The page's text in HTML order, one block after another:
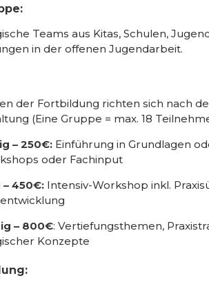
Teams aus Kitas, Schulen,
in der offenen Jugendarbeit.
der Fortbildung richten sich nach
(Eine Gruppe = max. 18
– 250€: Einführung in Grundlagen
oder Fachinput
– 450€: Intensiv-Workshop inkl.
– 800€: Vertiefungsthemen,
Konzepte